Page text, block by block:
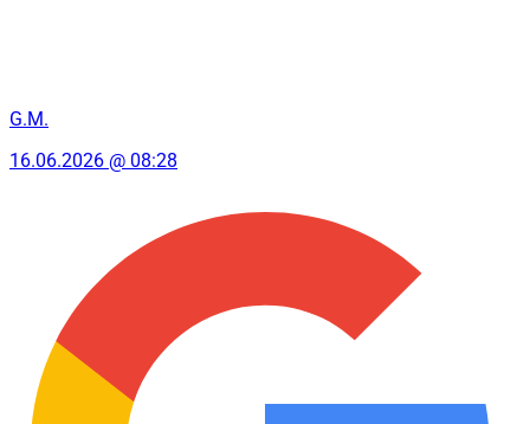
G.M.
16.06.2026 @ 08:28